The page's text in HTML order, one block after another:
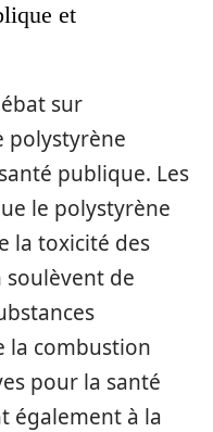
et
sur
polystyrène
publique. Les
le polystyrène
la toxicité des
de
la combustion
pour la santé
également à la